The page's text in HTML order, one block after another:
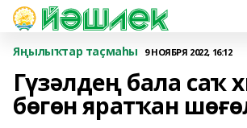
Яңылыҡтар таҫмаһы 9 НОЯБРЯ 2022, 16:12
Гүзәлдең бала саҡ
бөгөн яратҡан